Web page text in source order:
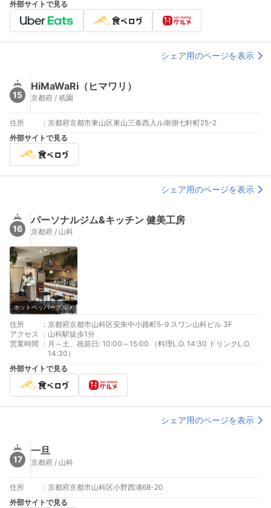
外部サイトで見る
シェア用のページを表示
15
HiMaWaRi（ヒマワリ）
京都府 / 祇園
住所 : 京都府京都市東山区東山三条西入ル南側七軒町25-2
外部サイトで見る
シェア用のページを表示
16
パーソナルジム&キッチン 健美工房
京都府 / 山科
ホットペッパーグルメ
住所 : 京都府京都市山科区安朱中小路町5-9 スワン山科ビル 3F
アクセス
: 山科駅徒歩1分
営業時間
: 月～土、祝前日: 10:00～15:00 （料理L.O. 14:30 ドリンクL.O.
14:30）
外部サイトで見る
シェア用のページを表示
17
一旦
京都府 / 山科
住所 : 京都府京都市山科区小野西浦68-20
外部サイトで見る